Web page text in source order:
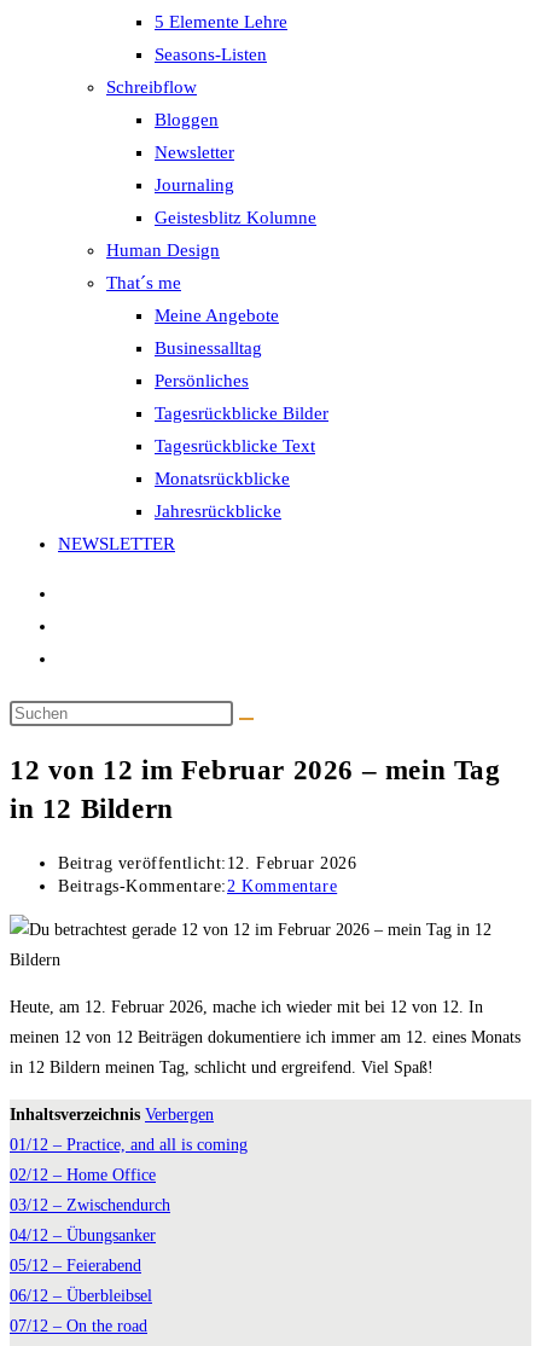
5 Elemente Lehre
Seasons-Listen
Schreibflow
Bloggen
Newsletter
Journaling
Geistesblitz Kolumne
Human Design
That´s me
Meine Angebote
Businessalltag
Persönliches
Tagesrückblicke Bilder
Tagesrückblicke Text
Monatsrückblicke
Jahresrückblicke
NEWSLETTER
12 von 12 im Februar 2026 – mein Tag
in 12 Bildern
Beitrag veröffentlicht: 12. Februar 2026
Beitrags-Kommentare:2 Kommentare
Heute, am 12. Februar 2026, mache ich wieder mit bei 12 von 12. In
meinen 12 von 12 Beiträgen dokumentiere ich immer am 12. eines Monats
in 12 Bildern meinen Tag, schlicht und ergreifend. Viel Spaß!
Inhaltsverzeichnis Verbergen
01/12 – Practice, and all is coming
02/12 – Home Office
03/12 – Zwischendurch
04/12 – Übungsanker
05/12 – Feierabend
06/12 – Überbleibsel
07/12 – On the road